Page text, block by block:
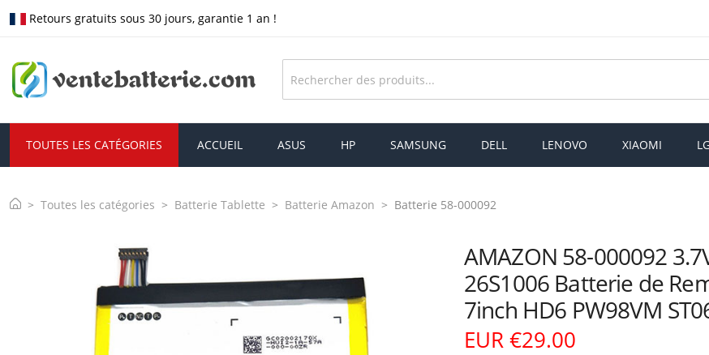
Retours gratuits sous 30 jours, garantie 1 an !
TOUTES LES CATÉGORIES ACCUEIL ASUS HP SAMSUNG DELL LENOVO XIAOMI
Toutes les catégories Batterie Tablette Batterie Amazon Batterie 58-000092
AMAZON 58-000092
26S1006 Batterie de
7inch HD6 PW98VM
EUR €29.00